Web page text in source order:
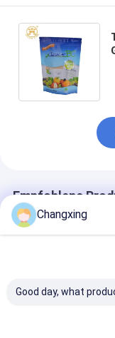
Empfohlene
Changxing
Good day, what